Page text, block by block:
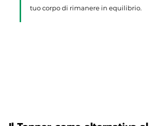
tuo corpo di rimanere in equilibrio.